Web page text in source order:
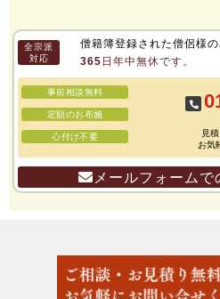
全宗派
対応
僧籍簿登録された僧侶様の
365日年中無休です。
事前相談無料
定額のお布施
心付け不要 見
お気
メールフォーム